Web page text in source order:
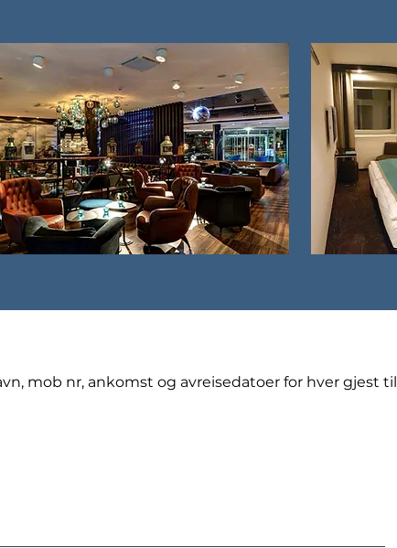
mob nr, ankomst og avreisedatoer for hver gjest til